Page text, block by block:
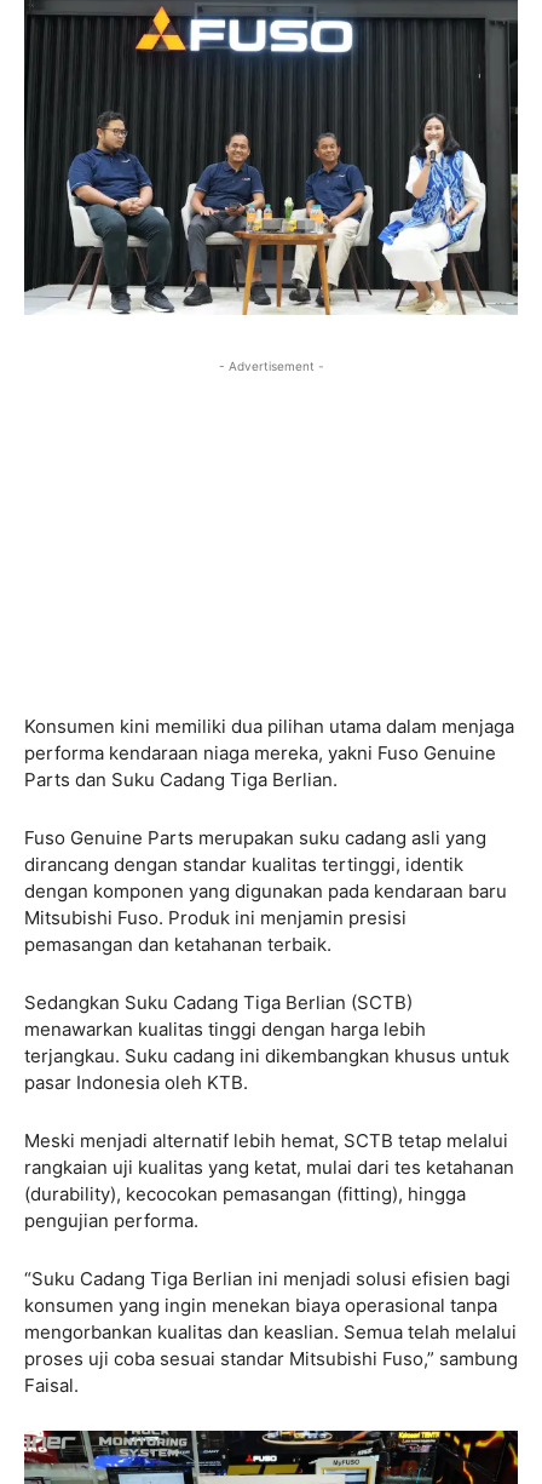
- Advertisement -
Konsumen kini memiliki dua pilihan utama dalam menjaga
performa kendaraan niaga mereka, yakni Fuso Genuine
Parts dan Suku Cadang Tiga Berlian.
Fuso Genuine Parts merupakan suku cadang asli yang
dirancang dengan standar kualitas tertinggi, identik
dengan komponen yang digunakan pada kendaraan baru
Mitsubishi Fuso. Produk ini menjamin presisi
pemasangan dan ketahanan terbaik.
Sedangkan Suku Cadang Tiga Berlian (SCTB)
menawarkan kualitas tinggi dengan harga lebih
terjangkau. Suku cadang ini dikembangkan khusus untuk
pasar Indonesia oleh KTB.
Meski menjadi alternatif lebih hemat, SCTB tetap melalui
rangkaian uji kualitas yang ketat, mulai dari tes ketahanan
(durability), kecocokan pemasangan (fitting), hingga
pengujian performa.
“Suku Cadang Tiga Berlian ini menjadi solusi efisien bagi
konsumen yang ingin menekan biaya operasional tanpa
mengorbankan kualitas dan keaslian. Semua telah melalui
proses uji coba sesuai standar Mitsubishi Fuso,” sambung
Faisal.